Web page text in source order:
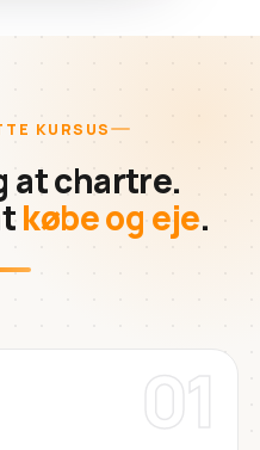
KURSUS
at chartre.
købe og eje.
01